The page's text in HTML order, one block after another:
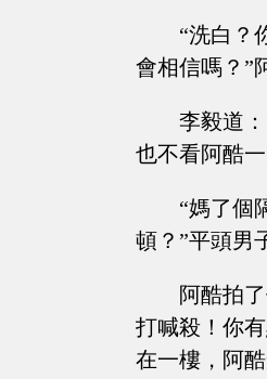
“洗白？
會相信嗎？”
李毅道
也不看阿酷一
“媽了個
頓？”平頭男
阿酷拍
打喊殺！你
在一樓，阿